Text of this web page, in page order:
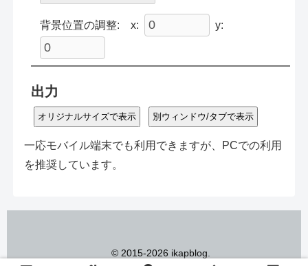
背景位置の調整: x: y:
出力
オリジナルサイズで表示 別ウィンドウ/タブで表示
一応モバイル端末でも利用できますが、PCでの利用
を推奨しています。
© 2015-2026 ikapblog.